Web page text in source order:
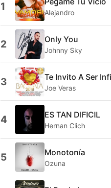
1 Alejandro
2 Only You
Johnny Sky
3 Te Invito A Ser
Joe Veras
4 ES TAN DIFICIL
Hernan Clich
5 Monotonía
Ozuna